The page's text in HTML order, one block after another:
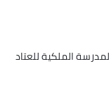
الملكية للعتاد